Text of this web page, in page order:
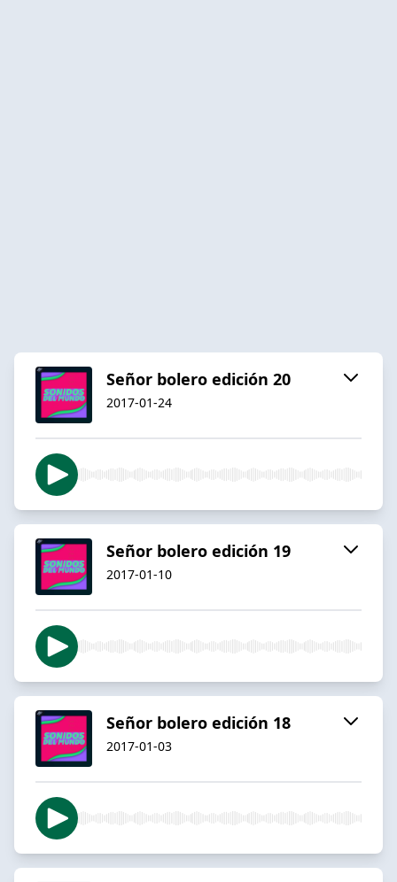
Señor bolero edición 20
2017-01-24
Señor bolero edición 19
2017-01-10
Señor bolero edición 18
2017-01-03